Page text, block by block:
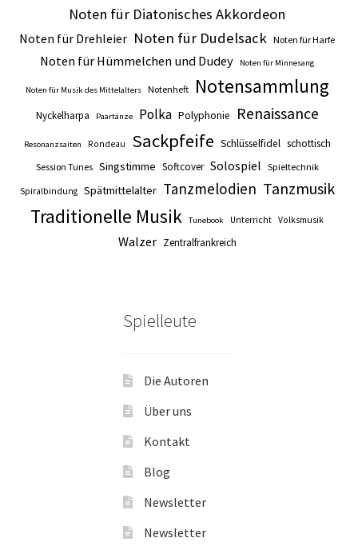
Noten für Diatonisches Akkordeon
Noten für Drehleier Noten für Dudelsack Noten für Harfe
Noten für Hümmelchen und Dudey Noten für Minnesang
Noten für Musik des Mittelalters Notenheft Notensammlung
Nyckelharpa Paartänze Polka Polyphonie Renaissance
Resonanzsaiten Rondeau Sackpfeife Schlüsselfidel schottisch
Session Tunes Singstimme Softcover Solospiel Spieltechnik
Spiralbindung Spätmittelalter Tanzmelodien Tanzmusik
Traditionelle Musik Tunebook Unterricht Volksmusik
Walzer Zentralfrankreich
Spielleute
Die Autoren
Über uns
Kontakt
Blog
Newsletter
Newsletter